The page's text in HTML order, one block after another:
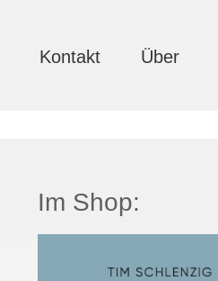
Kontakt Über
Im Shop: